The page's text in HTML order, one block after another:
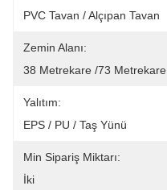
PVC Tavan / Alçıpan Tavan
Zemin Alanı:
38 Metrekare /73 Metrekare
Yalıtım:
EPS / PU / Taş Yünü
Min Sipariş Miktarı:
İki